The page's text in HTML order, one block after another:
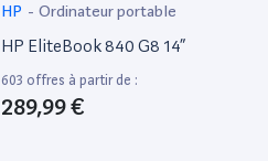
HP - Ordinateur portable
HP EliteBook 840 G8 14”
603 offres à partir de :
289,99 €